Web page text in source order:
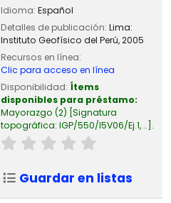
Idioma: Español
Detalles de publicación: Lima:
Instituto Geofísico del Perú,2005
Recursos en línea:
Clic para acceso en línea
Disponibilidad: Ítems
disponibles para préstamo:
Mayorazgo (2) Signatura
topográfica: IGP/550/I5V06/Ej.1, .. .
Guardar en listas